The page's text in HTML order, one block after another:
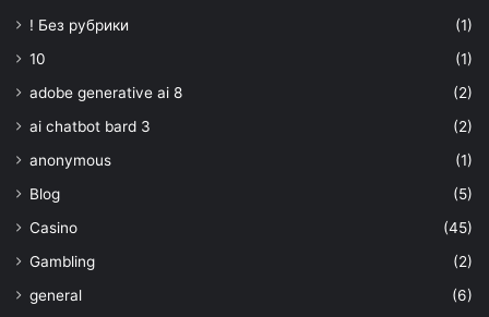
! Без рубрики
(1)
10
(1)
adobe generative ai 8
(2)
ai chatbot bard 3
(2)
anonymous
(1)
Blog
(5)
Casino
(45)
Gambling
(2)
general
(6)